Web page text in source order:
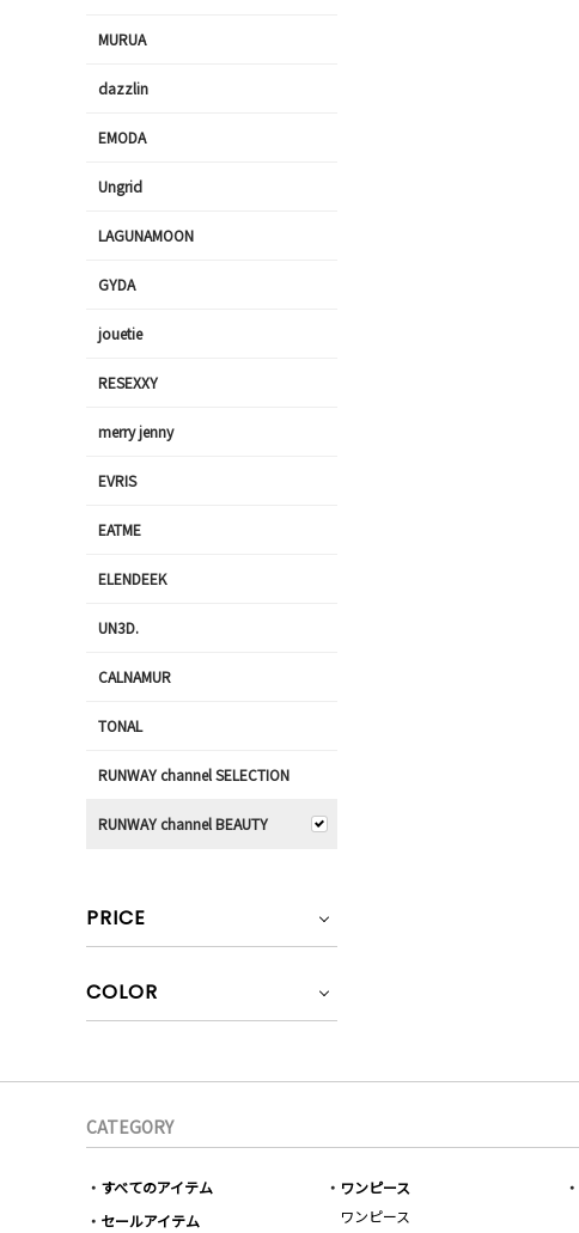
MURUA
dazzlin
EMODA
Ungrid
LAGUNAMOON
GYDA
jouetie
RESEXXY
merry jenny
EVRIS
EATME
ELENDEEK
UN3D.
CALNAMUR
TONAL
RUNWAY channel SELECTION
RUNWAY channel BEAUTY
PRICE
COLOR
CATEGORY
すべてのアイテム
セールアイテム
ワンピース
ワンピース